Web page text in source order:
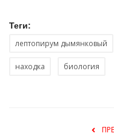
Теги:
лептопирум дымянковый
находка биология